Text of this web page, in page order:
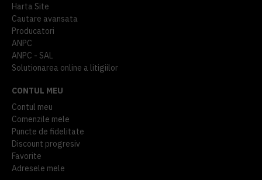
Harta Site
Cautare avansata
Producatori
ANPC
ANPC - SAL
Solutionarea online a litigiilor
CONTUL MEU
Contul meu
Comenzile mele
Puncte de fidelitate
Discount progresiv
Favorite
Adresele mele